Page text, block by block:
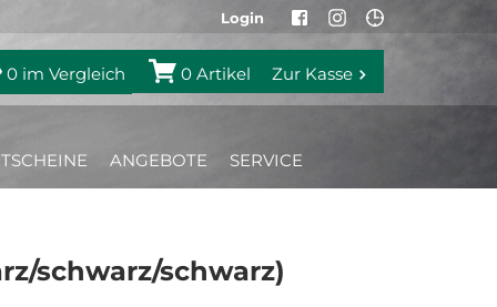
Login
0 im Vergleich 0 Artikel Zur Kasse
ANGEBOTE SERVICE
schwarz/schwarz)